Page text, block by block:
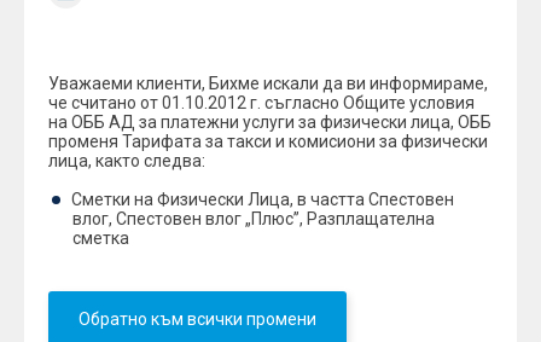
Уважаеми клиенти, Бихме искали да ви информираме,
че считано от 01.10.2012 г. съгласно Общите условия
на ОББ АД за платежни услуги за физически лица, ОББ
променя Тарифата за такси и комисиони за физически
лица, както следва:
Сметки на Физически Лица, в частта Спестовен
влог, Спестовен влог „Плюс”, Разплащателна
сметка
Обратно към всички промени